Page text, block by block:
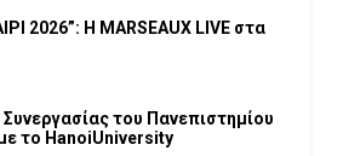
2026”: Η MARSEAUX LIVE στα
του Πανεπιστημίου
το HanoiUniversity